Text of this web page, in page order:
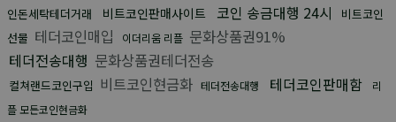
인돈세탁테더거래
비트코인판매사이트 코인 송금대행 24시
비트코인
선물 테더코인매입 이더리움 리플 문화상품권91%
테더전송대행 문화상품권테더전송
컬쳐랜드코인구입 비트코인현금화 테더전송대행 테더코인판매함
리
플 모든코인현금화